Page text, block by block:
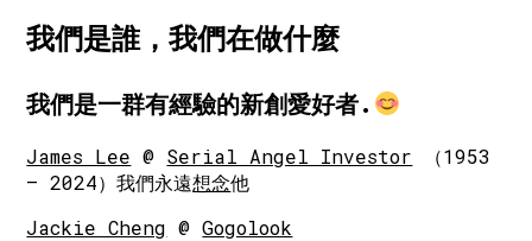
我們是誰，我們在做什麼
我們是一群有經驗的新創愛好者.
James Lee @ Serial Angel Investor （1953
– 2024）我們永遠想念他
Jackie Cheng @Gogolook